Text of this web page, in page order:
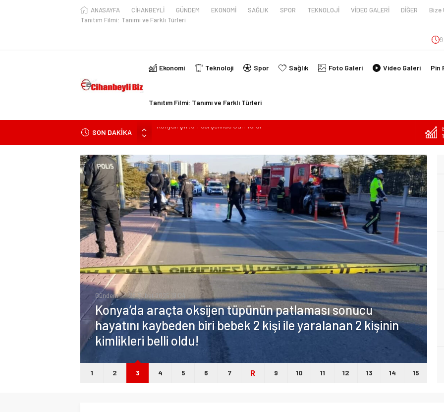
ANASAYFA CİHANBEYLİ GÜNDEM EKONOMİ SAĞLIK SPOR TEKNOLOJİ VİDEO GALERİ DİĞER Bize
Tanıtım Filmi: Tanımı ve Farklı Türleri
9
Ekonomi Teknoloji Spor Sağlık Foto Galeri Video Galeri Pin
Tanıtım Filmi: Tanımı ve Farklı Türleri
SON DAKİKA
Konya’da araçta oksijen tüpünün patlaması sonucu hayatını kaybeden biri bebek 2
KULU’DA HAFİF TİCARİ ARAÇ TAKLA ATTI: 2’Sİ ÇOCUK, 3 YARALI
Trafik Kazasinda Yaralanmıştı, Tedavi gördüğü Hastanede Hayatını Kaybetti
Başkan Adayı Kemal Tekin Sahada Ziyaretlerini Yoğunlaştırdı
Konyalı Çiftci Feci şekilde Can Verdi
Gündem 26 Şubat 2025 19:04
Konya’da araçta oksijen tüpünün patlaması sonucu
hayatını kaybeden biri bebek 2 kişi ile yaralanan 2 kişinin
kimlikleri belli oldu!
1 2 3 4 5 6 7 R 9 10 11 12 13 14 15